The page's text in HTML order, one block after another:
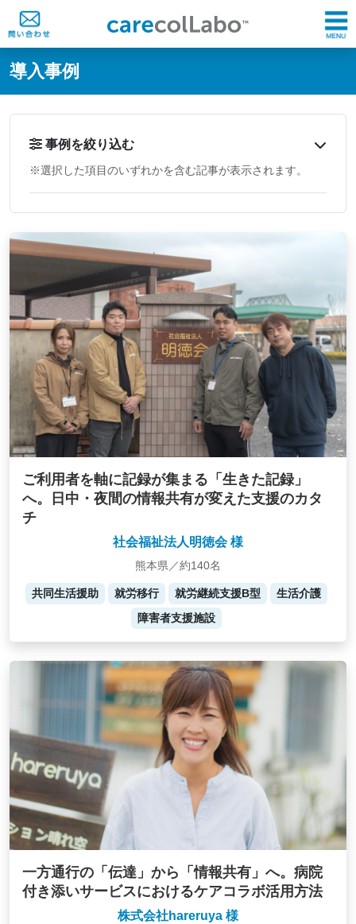
@ -0,0 +1,60 @@
導入事例
事例を絞り込む
※選択した項目のいずれかを含む記事が表示されます。
ご利用者を軸に記録が集まる「生きた記録」
へ。日中・夜間の情報共有が変えた支援のカタ
チ
社会福祉法人明徳会 様
熊本県／約140名
共同生活援助 就労移行 就労継続支援B型
生活介護
障害者支援施設
一方通行の「伝達」から「情報共有」へ。病院
付き添いサービスにおけるケアコラボ活用方法
株式会社hareruya 様